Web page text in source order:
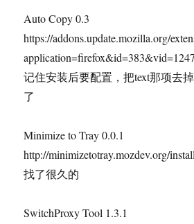
Auto Copy 0.3
https://addons.update.mozilla.org/
application=firefox&id=383&vid=1247
记住安装后要配置，把text那项去
了
Minimize to Tray 0.0.1
http://minimizetotray.mozdev.org/
找了很久的
SwitchProxy Tool 1.3.1